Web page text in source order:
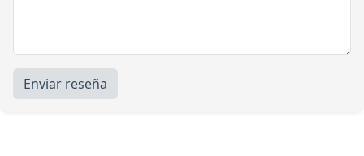
Enviar reseña